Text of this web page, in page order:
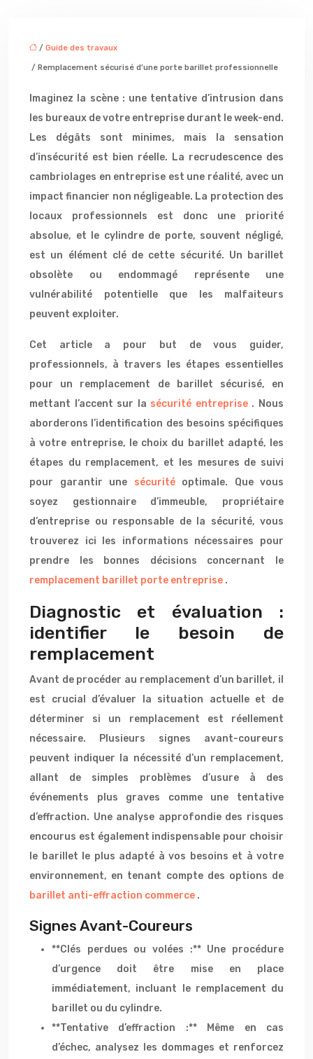
/ Guide des travaux
/ Remplacement sécurisé d’une porte barillet professionnelle
Imaginez la scène : une tentative d’intrusion dans
les bureaux de votre entreprise durant le week-end.
Les dégâts sont minimes, mais la sensation
d’insécurité est bien réelle. La recrudescence des
cambriolages en entreprise est une réalité, avec un
impact financier non négligeable. La protection des
locaux professionnels est donc une priorité
absolue, et le cylindre de porte, souvent négligé,
est un élément clé de cette sécurité. Un barillet
obsolète ou endommagé représente une
vulnérabilité potentielle que les malfaiteurs
peuvent exploiter.
Cet article a pour but de vous guider,
professionnels, à travers les étapes essentielles
pour un remplacement de barillet sécurisé, en
mettant l’accent sur la sécurité entreprise . Nous
aborderons l’identification des besoins spécifiques
à votre entreprise, le choix du barillet adapté, les
étapes du remplacement, et les mesures de suivi
pour garantir une sécurité optimale. Que vous
soyez gestionnaire d’immeuble, propriétaire
d’entreprise ou responsable de la sécurité, vous
trouverez ici les informations nécessaires pour
prendre les bonnes décisions concernant le
remplacement barillet porte entreprise .
Diagnostic et évaluation :
identifier le besoin de
remplacement
Avant de procéder au remplacement d’un barillet, il
est crucial d’évaluer la situation actuelle et de
déterminer si un remplacement est réellement
nécessaire. Plusieurs signes avant-coureurs
peuvent indiquer la nécessité d’un remplacement,
allant de simples problèmes d’usure à des
événements plus graves comme une tentative
d’effraction. Une analyse approfondie des risques
encourus est également indispensable pour choisir
le barillet le plus adapté à vos besoins et à votre
environnement, en tenant compte des options de
barillet anti-effraction commerce .
Signes Avant-Coureurs
**Clés perdues ou volées :** Une procédure
d’urgence doit être mise en place
immédiatement, incluant le remplacement du
barillet ou du cylindre.
**Tentative d’effraction :** Même en cas
d’échec, analysez les dommages et renforcez